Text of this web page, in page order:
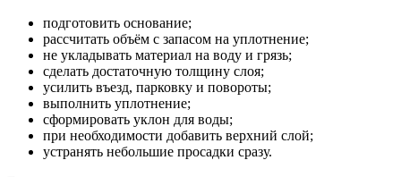
подготовить основание;
рассчитать объём с запасом на уплотнение;
не укладывать материал на воду и грязь;
сделать достаточную толщину слоя;
усилить въезд, парковку и повороты;
выполнить уплотнение;
сформировать уклон для воды;
при необходимости добавить верхний слой;
устранять небольшие просадки сразу.